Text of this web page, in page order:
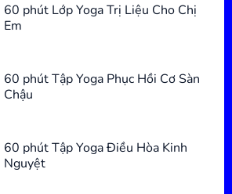
60 phút Lớp Yoga Trị Liệu Cho Chị
Em
60 phút Tập Yoga Phục Hồi Cơ Sàn
Chậu
60 phút Tập Yoga Điều Hòa Kinh
Nguyệt